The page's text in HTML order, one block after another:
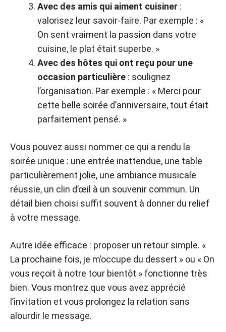
Avec des amis qui aiment cuisiner :
valorisez leur savoir-faire. Par exemple : «
On sent vraiment la passion dans votre
cuisine, le plat était superbe. »
Avec des hôtes qui ont reçu pour une
occasion particulière : soulignez
l’organisation. Par exemple : « Merci pour
cette belle soirée d’anniversaire, tout était
parfaitement pensé. »
Vous pouvez aussi nommer ce qui a rendu la
soirée unique : une entrée inattendue, une table
particulièrement jolie, une ambiance musicale
réussie, un clin d’œil à un souvenir commun. Un
détail bien choisi suffit souvent à donner du relief
à votre message.
Autre idée efficace : proposer un retour simple. «
La prochaine fois, je m’occupe du dessert » ou « On
vous reçoit à notre tour bientôt » fonctionne très
bien. Vous montrez que vous avez apprécié
l’invitation et vous prolongez la relation sans
alourdir le message.